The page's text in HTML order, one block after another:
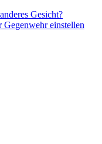
Gesicht?
Gegenwehr einstellen